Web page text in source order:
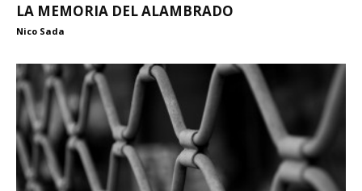
LA MEMORIA DEL ALAMBRADO
Nico Sada